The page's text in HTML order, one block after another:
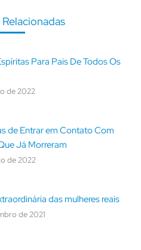
Para Pais De Todos Os
de 2022
de Entrar em Contato Com
Já Morreram
de 2022
das mulheres reais
de 2021